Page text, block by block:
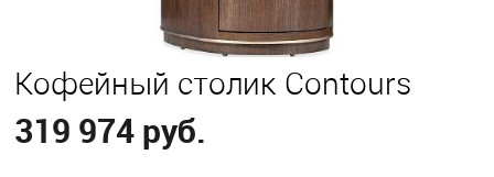
Кофейный столик Contours
319 974 руб.